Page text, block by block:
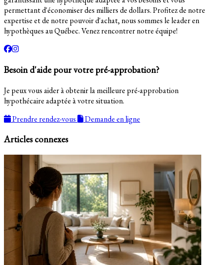
permettant d'économiser des milliers de dollars. Profitez de notre
expertise et de notre pouvoir d'achat, nous sommes le leader en
hypothèques au Québec. Venez rencontrer notre équipe!
Besoin d'aide pour votre pré-approbation?
Je peux vous aider à obtenir la meilleure pré-approbation
hypothécaire adaptée à votre situation.
Prendre rendez-vous
Demande en ligne
Articles connexes